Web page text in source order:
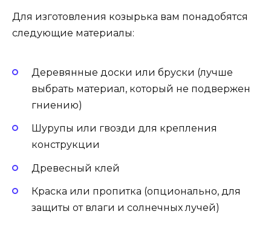
Для изготовления козырька вам понадобятся
следующие материалы:
Деревянные доски или бруски (лучше
выбрать материал, который не подвержен
гниению)
Шурупы или гвозди для крепления
конструкции
Древесный клей
Краска или пропитка (опционально, для
защиты от влаги и солнечных лучей)